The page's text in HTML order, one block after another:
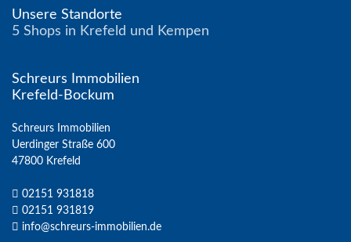
Unsere Standorte
5 Shops in Krefeld und Kempen
Schreurs Immobilien
Krefeld-Bockum
Schreurs Immobilien
Uerdinger Straße 600
47800 Krefeld
02151 931818
02151 931819
info@schreurs-immobilien.de